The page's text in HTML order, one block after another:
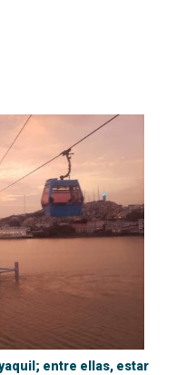
entre ellas, estar